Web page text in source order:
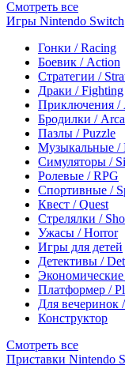
Смотреть все
Игры Nintendo Switch
Гонки / Racing
Боевик / Action
Стратегии /
Драки / Fighting
Приключения /
Бродилки /
Пазлы / Puzzle
Музыкальные /
Симуляторы /
Ролевые / RPG
Спортивные /
Квест / Quest
Стрелялки /
Ужасы / Horror
Игры для детей
Детективы /
Платформер /
Для вечеринок
Конструктор
Смотреть все
Приставки Nintendo